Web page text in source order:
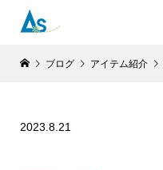
ブログ アイテム紹介
2023.8.21